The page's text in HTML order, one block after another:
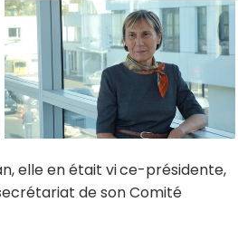
elle en était vice-présidente,
de son Comité